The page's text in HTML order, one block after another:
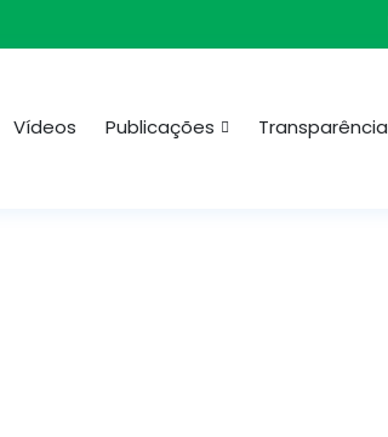
Vídeos Publicações Transparência